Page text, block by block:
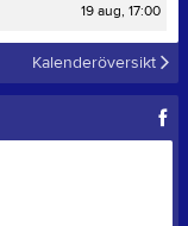
19 aug, 17:00
Kalenderöversikt